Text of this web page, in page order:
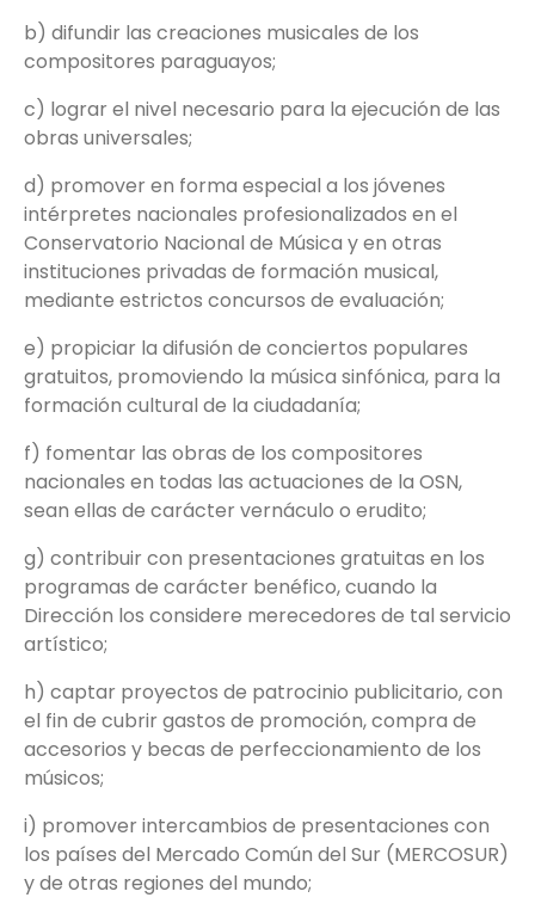
b) difundir las creaciones musicales de los
compositores paraguayos;
c) lograr el nivel necesario para la ejecución de las
obras universales;
d) promover en forma especial a los jóvenes
intérpretes nacionales profesionalizados en el
Conservatorio Nacional de Música y en otras
instituciones privadas de formación musical,
mediante estrictos concursos de evaluación;
e) propiciar la difusión de conciertos populares
gratuitos, promoviendo la música sinfónica, para la
formación cultural de la ciudadanía;
f) fomentar las obras de los compositores
nacionales en todas las actuaciones de la OSN,
sean ellas de carácter vernáculo o erudito;
g) contribuir con presentaciones gratuitas en los
programas de carácter benéfico, cuando la
Dirección los considere merecedores de tal servicio
artístico;
h) captar proyectos de patrocinio publicitario, con
el fin de cubrir gastos de promoción, compra de
accesorios y becas de perfeccionamiento de los
músicos;
i) promover intercambios de presentaciones con
los países del Mercado Común del Sur (MERCOSUR)
y de otras regiones del mundo;